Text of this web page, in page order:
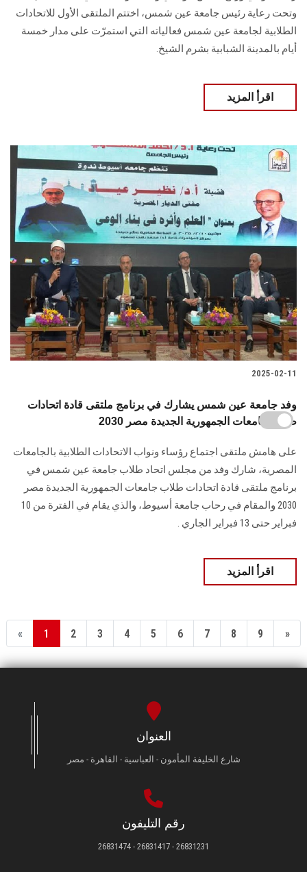
وتحت رعاية رئيس جامعة عين شمس، اختتم الملتقى الأول للاتحادات
الطلابية لجامعة عين شمس فعالياته التي استمرّت على مدار خمسة
أيام بالمدينة الشبابية بشرم الشيخ.
اقرأ المزيد
2025-02-11
وفد جامعة عين شمس يشارك في برنامج ملتقى قادة اتحادات
طلاب جامعات الجمهورية الجديدة مصر 2030
على هامش ملتقى اجتماع رؤساء ونواب الاتحادات الطلابية بالجامعات
المصرية، شارك وفد ‏من مجلس اتحاد طلاب جامعة عين شمس في
برنامج ملتقى قادة اتحادات طلاب جامعات ‏الجمهورية الجديدة مصر
2030 والمقام في رحاب جامعة أسيوط، والذي يقام في الفترة من 10
‏فبراير حتى 13 فبراير الجاري‎ ‎‏.‏
اقرأ المزيد
« 1 2 3 4 5 6 7 8 9 »
العنوان
شارع الخليفة المأمون - العباسية - القاهرة - مصر
رقم التليفون
26831231 - 26831417 - 26831474